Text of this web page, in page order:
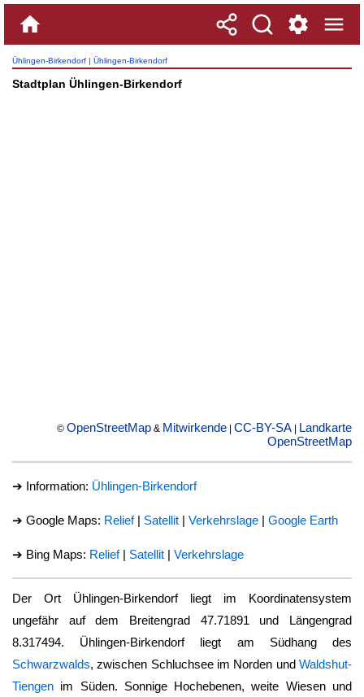
Ühlingen-Birkendorf | Ühlingen-Birkendorf
Stadtplan Ühlingen-Birkendorf
© OpenStreetMap & Mitwirkende CC-BY-SA Landkarte
OpenStreetMap
➔ Information: Ühlingen-Birkendorf
➔ Google Maps: Relief| Satellit | Verkehrslage | Google Earth
➔ Bing Maps: Relief| Satellit | Verkehrslage
Der Ort Ühlingen-Birkendorfliegt im Koordinatensystem
ungefähr auf dem Breitengrad 47.71891 und Längengrad
8.317494. Ühlingen-Birkendorfliegt am Südhang des
Schwarzwalds, zwischen Schluchsee im Norden und Waldshut-
Tiengen im Süden. Sonnige Hochebenen, weite Wiesen und